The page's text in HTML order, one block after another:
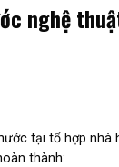
nghệ
tại tổ hợp nhà
thành: